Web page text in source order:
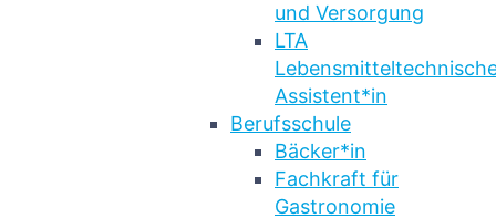
und Versorgung
LTA
Assistent*in
Berufsschule
Bäcker*in
Fachkraft für
Gastronomie